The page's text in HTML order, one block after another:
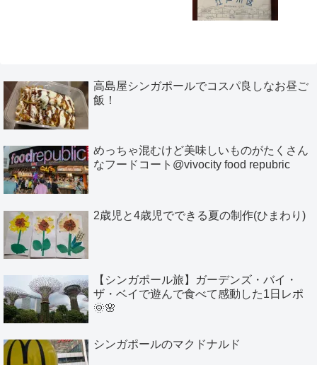
高島屋シンガポールでコスパ良しなお昼ご
飯！
めっちゃ混むけど美味しいものがたくさん
なフードコート@vivocity food repubric
2歳児と4歳児でできる夏の制作(ひまわり)
【シンガポール旅】ガーデンズ・バイ・
ザ・ベイで遊んで食べて感動した1日レポ
🌞🌸
シンガポールのマクドナルド